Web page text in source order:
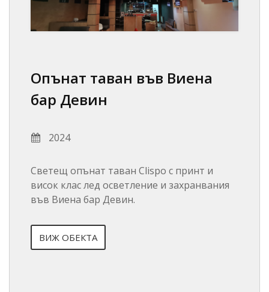
Опънат таван във Виена
бар Девин
2024
Светещ опънат таван Clispo с принт и
висок клас лед осветление и захранвания
във Виена бар Девин.
ВИЖ ОБЕКТА